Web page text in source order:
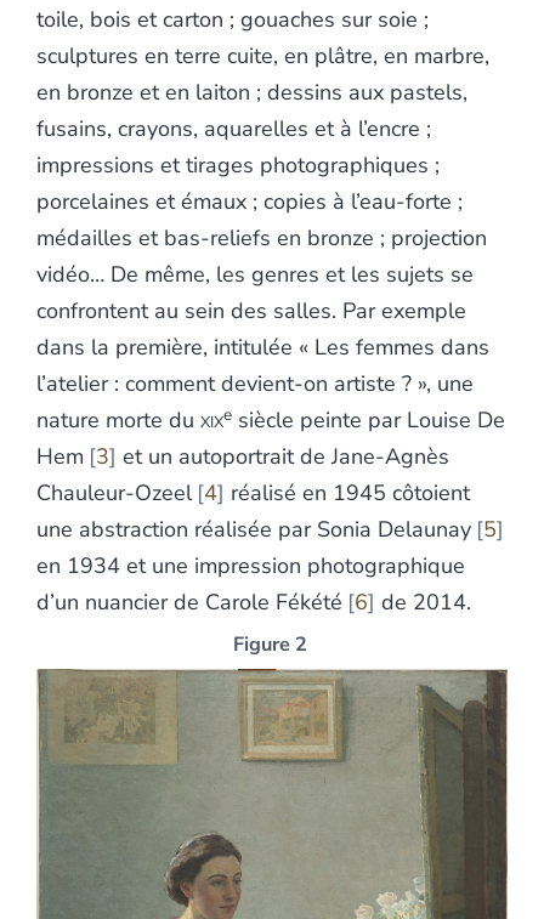
toile, bois et carton ; gouaches sur soie ;
sculptures en terre cuite, en plâtre, en marbre,
en bronze et en laiton ; dessins aux pastels,
fusains, crayons, aquarelles et à l’encre ;
impressions et tirages photographiques ;
porcelaines et émaux ; copies à l’eau-forte ;
médailles et bas-reliefs en bronze ; projection
vidéo… De même, les genres et les sujets se
confrontent au sein des salles. Par exemple
dans la première, intitulée « Les femmes dans
l’atelier : comment devient-on artiste ? », une
nature morte du xixe siècle peinte par Louise De
Hem 3 et un autoportrait de Jane-Agnès
Chauleur-Ozeel 4 réalisé en 1945 côtoient
une abstraction réalisée par Sonia Delaunay 5
en 1934 et une impression photographique
d’un nuancier de Carole Fékété 6 de 2014.
Figure 2